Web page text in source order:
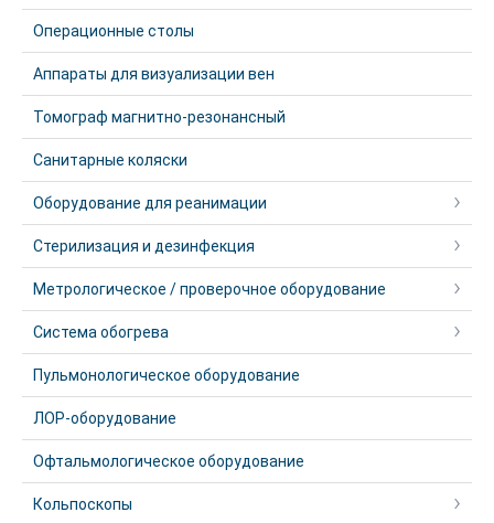
Операционные столы
Аппараты для визуализации вен
Томограф магнитно-резонансный
Санитарные коляски
Оборудование для реанимации
Стерилизация и дезинфекция
Метрологическое / проверочное оборудование
Система обогрева
Пульмонологическое оборудование
ЛОР-оборудование
Офтальмологическое оборудование
Кольпоскопы